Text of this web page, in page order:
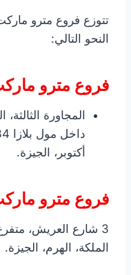
تتوزع فروع مترو
النحو التالي:
فروع مترو
المجاورة
أكتوبر، الجيزة.
فروع مترو
3 شارع العريش،
الملكة، الهرم، الجيزة.